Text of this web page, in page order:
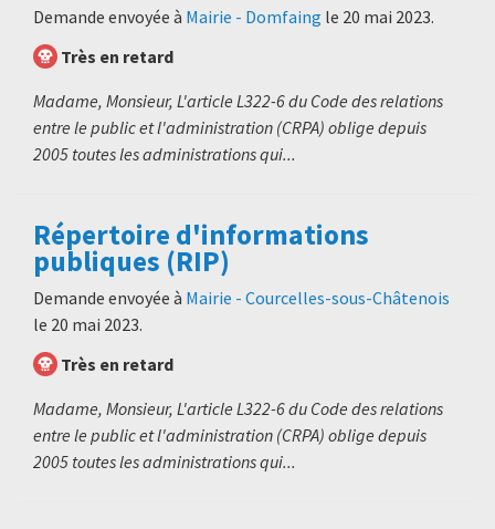
Demande envoyée à Mairie - Domfaing le 20 mai 2023.
Très en retard
Madame, Monsieur, L'article L322-6 du Code des relations
entre le public et l'administration (CRPA) oblige depuis
2005 toutes les administrations qui...
Répertoire d'informations
publiques (RIP)
Demande envoyée à Mairie - Courcelles-sous-Châtenois
le 20 mai 2023.
Très en retard
Madame, Monsieur, L'article L322-6 du Code des relations
entre le public et l'administration (CRPA) oblige depuis
2005 toutes les administrations qui...